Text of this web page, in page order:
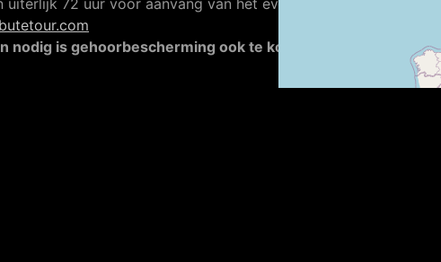
is gehoorbescherming ook te koop bij de
Plaats